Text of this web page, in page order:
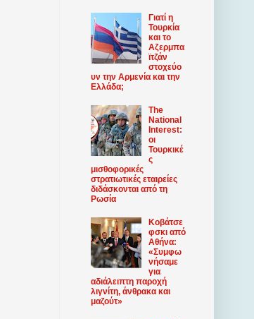
Γιατί η
Τουρκία
και το
Αζερμπα
ϊτζάν
στοχεύο
υν την Αρμενία και την
Ελλάδα;
The
National
Interest:
οι
Τουρκικέ
ς
μισθοφορικές
στρατιωτικές εταιρείες
διδάσκονται από τη
Ρωσία
Κοβάτσε
φσκι από
Αθήνα:
«Συμφω
νήσαμε
για
αδιάλειπτη παροχή
λιγνίτη, άνθρακα και
μαζούτ»